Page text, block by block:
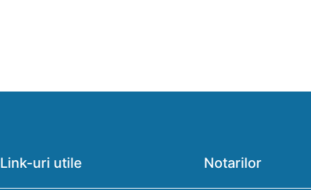
Link-uri utile Notarilor